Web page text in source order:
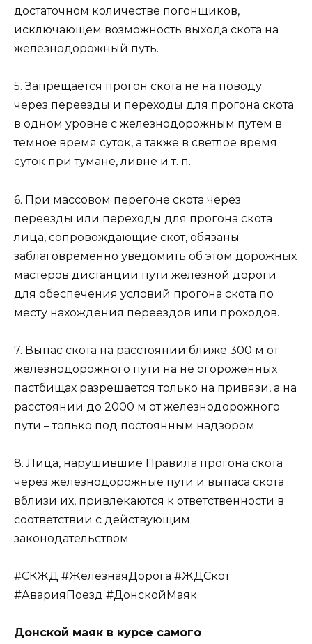
достаточном количестве погонщиков,
исключающем возможность выхода скота на
железнодорожный путь.
5. Запрещается прогон скота не на поводу
через переезды и переходы для прогона скота
в одном уровне с железнодорожным путем в
темное время суток, а также в светлое время
суток при тумане, ливне и т. п.
6. При массовом перегоне скота через
переезды или переходы для прогона скота
лица, сопровождающие скот, обязаны
заблаговременно уведомить об этом дорожных
мастеров дистанции пути железной дороги
для обеспечения условий прогона скота по
месту нахождения переездов или проходов.
7. Выпас скота на расстоянии ближе 300 м от
железнодорожного пути на не огороженных
пастбищах разрешается только на привязи, а на
расстоянии до 2000 м от железнодорожного
пути – только под постоянным надзором.
8. Лица, нарушившие Правила прогона скота
через железнодорожные пути и выпаса скота
вблизи их, привлекаются к ответственности в
соответствии с действующим
законодательством.
#СКЖД #ЖелезнаяДорога #ЖДСкот
#АварияПоезд #ДонскойМаяк
Донской маяк в курсе самого